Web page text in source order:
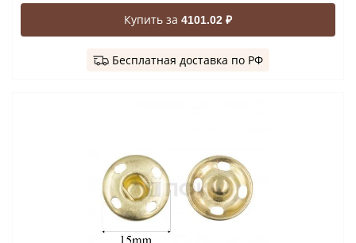
Купить за 4101.02 ₽
Бесплатная доставка по РФ